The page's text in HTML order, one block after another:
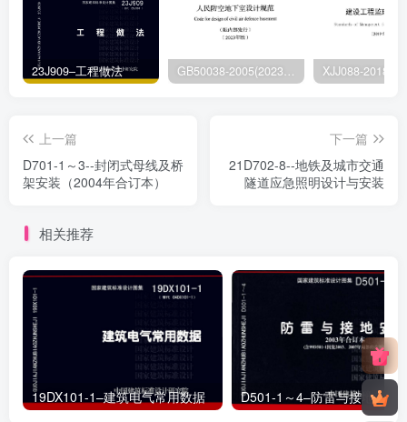
23J909–工程做法 GB50038-2005(2023版)–人民防空地下室设计规范
上一篇
D701-1～3--封闭式母线及桥
架安装（2004年合订本）
下一篇
21D702-8--地铁及城市交通
隧道应急照明设计与安装
相关推荐
19DX101-1–建筑电气常用数据